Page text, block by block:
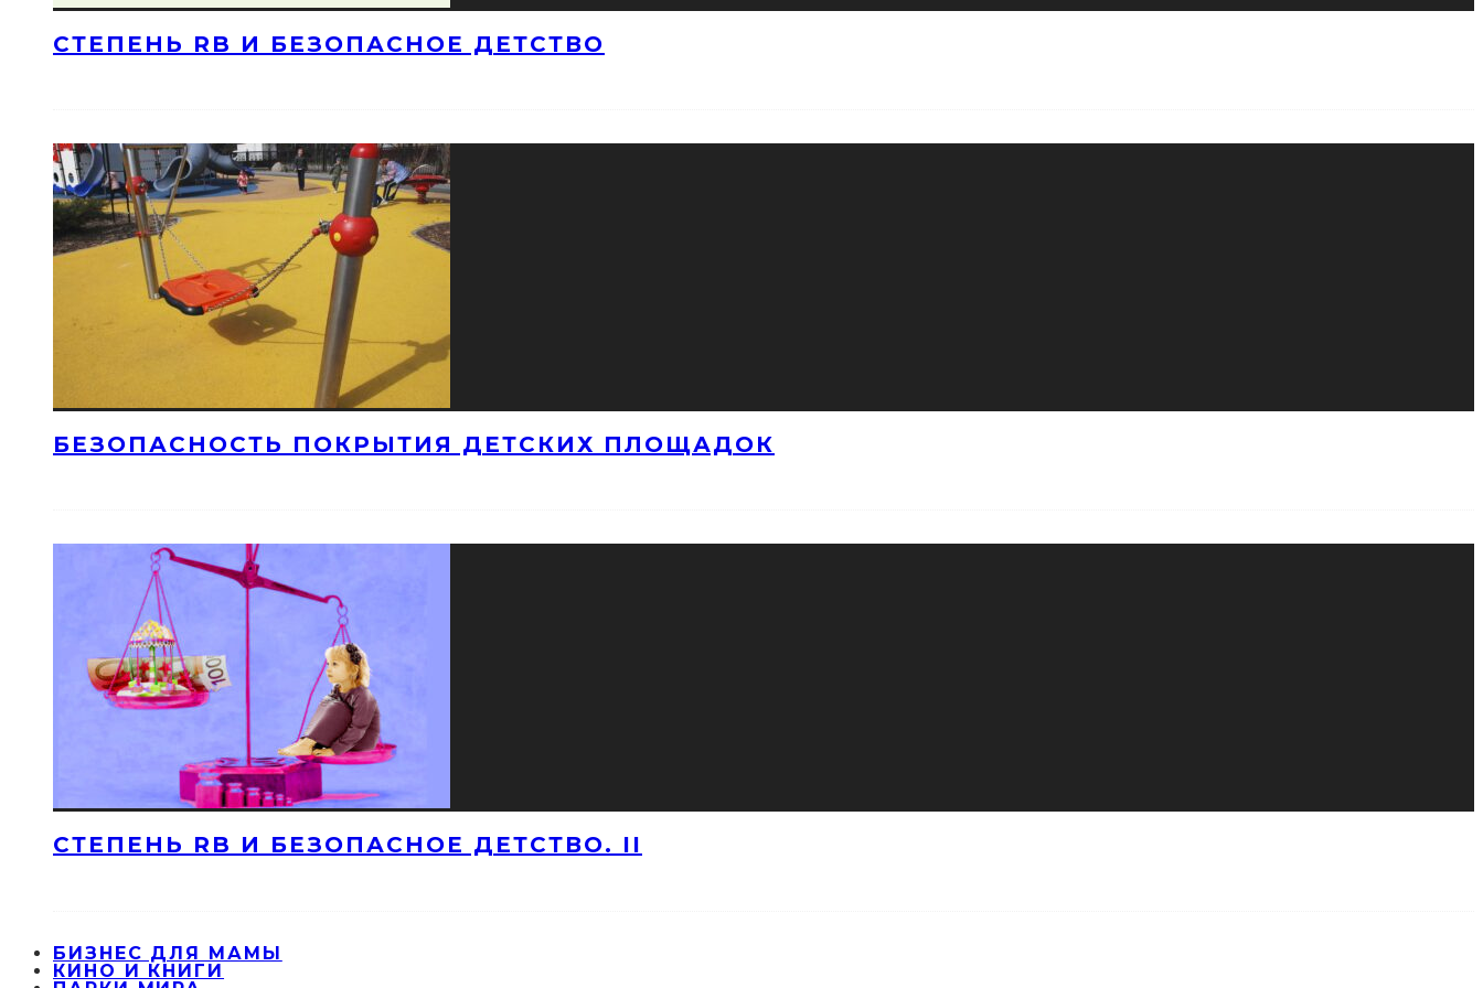
СТЕПЕНЬ RB И БЕЗОПАСНОЕ ДЕТСТВО
БЕЗОПАСНОСТЬ ПОКРЫТИЯ ДЕТСКИХ ПЛОЩАДОК
СТЕПЕНЬ RB И БЕЗОПАСНОЕ ДЕТСТВО. II
БИЗНЕС ДЛЯ МАМЫ
КИНО И КНИГИ